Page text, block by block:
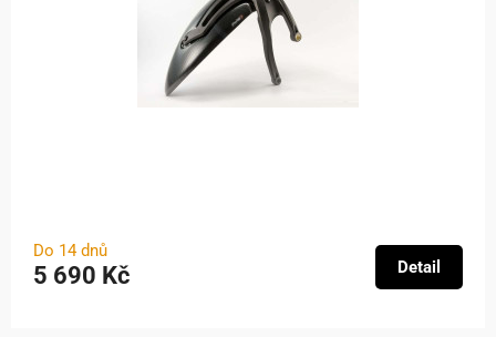
Do 14 dnů
5 690 Kč Detail